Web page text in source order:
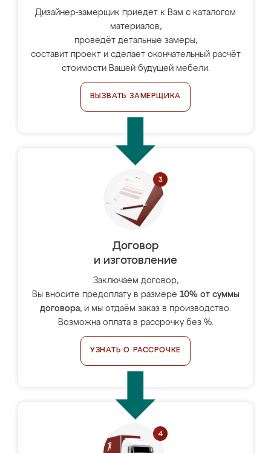
Дизайнер-замерщик приедет к Вам с каталогом
материалов,
проведёт детальные замеры,
составит проект и сделает окончательный расчёт
стоимости Вашей будущей мебели.
ВЫЗВАТЬ ЗАМЕРЩИКА
Договор
и изготовление
Заключаем договор,
Вы вносите предоплату в размере 10% от суммы
договора, и мы отдаём заказ в производство.
Возможна оплата в рассрочку без %.
УЗНАТЬ О РАССРОЧКЕ